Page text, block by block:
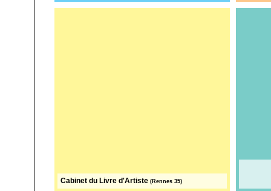
Cabinet du Livre d'Artiste (Rennes 35)